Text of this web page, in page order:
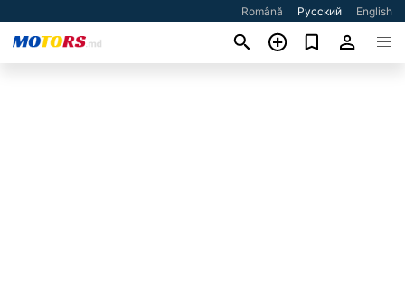
Română Русский English